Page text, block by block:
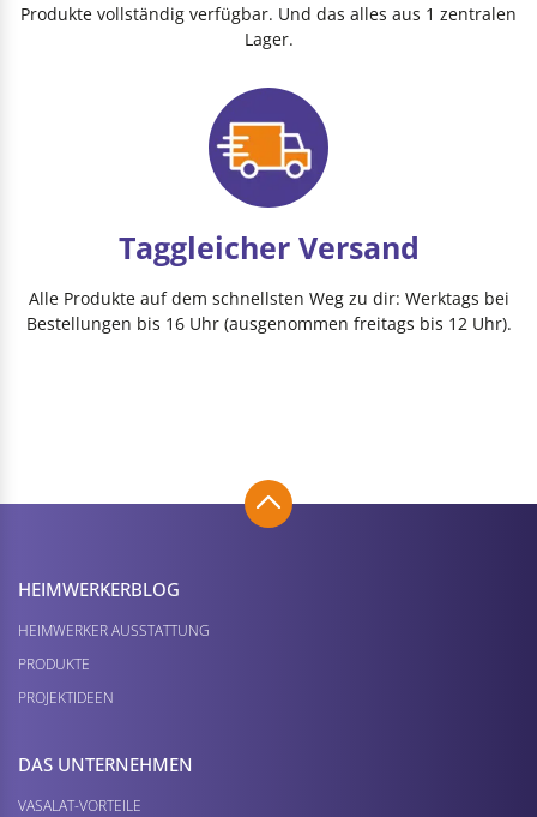
Produkte vollständig verfügbar. Und das alles aus 1 zentralen
Lager.
Taggleicher Versand
Alle Produkte auf dem schnellsten Weg zu dir: Werktags bei
Bestellungen bis 16 Uhr (ausgenommen freitags bis 12 Uhr).
HEIMWERKER­BLOG
HEIMWERKER AUSSTATTUNG
PRODUKTE
PROJEKTIDEEN
DAS UNTERNEHMEN
VASALAT-VORTEILE